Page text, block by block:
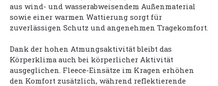
aus wind- und wasserabweisendem Außenmaterial
sowie einer warmen Wattierung sorgt für
zuverlässigen Schutz und angenehmen Tragekomfort.
Dank der hohen Atmungsaktivität bleibt das
Körperklima auch bei körperlicher Aktivität
ausgeglichen. Fleece-Einsätze im Kragen erhöhen
den Komfort zusätzlich, während reflektierende